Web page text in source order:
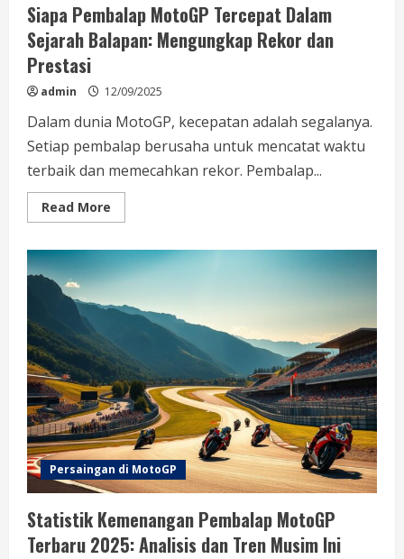
Siapa Pembalap MotoGP Tercepat Dalam
Sejarah Balapan: Mengungkap Rekor dan
Prestasi
admin 12/09/2025
Dalam dunia MotoGP, kecepatan adalah segalanya.
Setiap pembalap berusaha untuk mencatat waktu
terbaik dan memecahkan rekor. Pembalap...
Read More
more
Pembalap
MotoGP
Tercepat
Dalam
Sejarah
Balapan:
Mengungkap
Rekor
dan
Prestasi
Persaingan di MotoGP
Statistik Kemenangan Pembalap MotoGP
Terbaru 2025: Analisis dan Tren Musim Ini